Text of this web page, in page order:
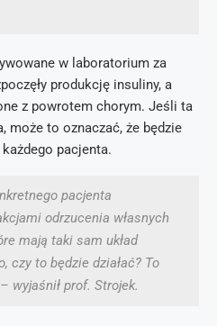
w laboratorium za
produkcję insuliny, a
z powrotem chorym. Jeśli ta
może to oznaczać, że będzie
pacjenta.
pacjenta
odrzucenia własnych
mają taki sam układ
czy to będzie działać? To
wyjaśnił prof. Strojek.